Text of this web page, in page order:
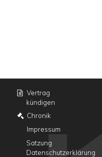
Vertrag
kündigen
Chronik
Impressum
Satzung
Datenschutzerklärung